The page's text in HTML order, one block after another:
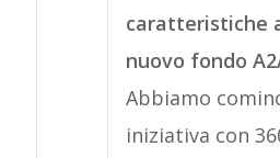
caratteristiche
nuovo fondo
Abbiamo
iniziativa con